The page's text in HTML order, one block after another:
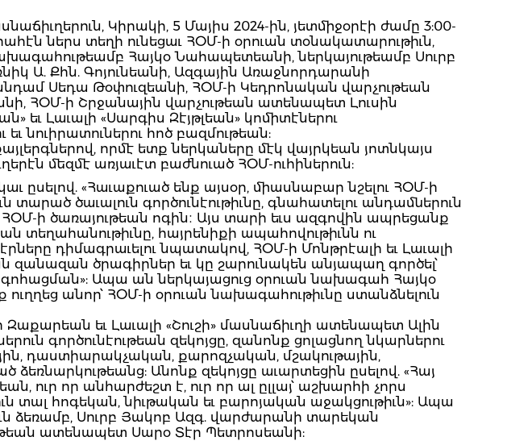
Կիրակի, 5 Մայիս 2024-ին, յետմիջօրէի ժամը 3:00-
ներս տեղի ունեցաւ ՀՕՄ-ի օրուան տօնակատարութիւն,
Հայկօ Նահապետեանի, ներկայութեամբ Սուրբ
Ա. Քհն. Գոյունեանի, Ազգային Առաջնորդարանի
Սեդա Թօփուզեանի, ՀՕՄ-ի Կեդրոնական վարչութեան
ՀՕՄ-ի Շրջանային վարչութեան ատենապետ Լուսին
Լաւալի «Սարգիս Զէյթլեան» կոմիտէներու
եւ նուիրատուներու հոծ բազմութեան:
որմէ ետք ներկաները մէկ վայրկեան յոտնկայս
մեզմէ առյաւէտ բաժնուած ՀՕՄ-ուհիներուն:
«Հաւաքուած ենք այսօր, միասնաբար նշելու ՀՕՄ-ի
տարած ծաւալուն գործունէութիւնը, գնահատելու անդամներուն
ՀՕՄ-ի ծառայութեան ոգին։ Այս տարի եւս ազգովին ապրեցանք
տեղահանութիւնը, հայրենիքի ապահովութիւնն ու
դիմագրաւելու նպատակով, ՀՕՄ-ի Մոնթրէալի եւ Լաւալի
ծրագիրներ եւ կը շարունակեն անյապաղ գործել՝
գոհացման»: Ապա ան ներկայացուց օրուան նախագահ Հայկօ
անոր՝ ՀՕՄ-ի օրուան նախագահութիւնը ստանձնելուն
եւ Լաւալի «Շուշի» մասնաճիւղի ատենապետ Ալին
գործունէութեան զեկոյցը, զանոնք ցոլացնող նկարներու
դաստիարակչական, քարոզչական, մշակութային,
Անոնք զեկոյցը աւարտեցին ըսելով. «Հայ
ուր որ անհարժեշտ է, ուր որ ալ ըլլայ՝ աշխարհի չորս
տալ հոգեկան, նիւթական եւ բարոյական աջակցութիւն»: Ապա
ձեռամբ, Սուրբ Յակոբ Ազգ. վարժարանի տարեկան
ատենապետ Սարօ Տէր Պետրոսեանի: